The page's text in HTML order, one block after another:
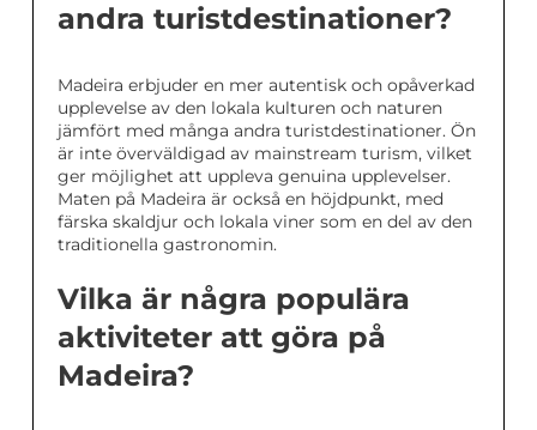
andra turistdestinationer?
Madeira erbjuder en mer autentisk och opåverkad
upplevelse av den lokala kulturen och naturen
jämfört med många andra turistdestinationer. Ön
är inte överväldigad av mainstream turism, vilket
ger möjlighet att uppleva genuina upplevelser.
Maten på Madeira är också en höjdpunkt, med
färska skaldjur och lokala viner som en del av den
traditionella gastronomin.
Vilka är några populära
aktiviteter att göra på
Madeira?